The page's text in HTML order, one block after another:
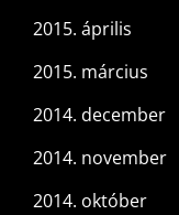
2015. április
2015. március
2014. december
2014. november
2014. október